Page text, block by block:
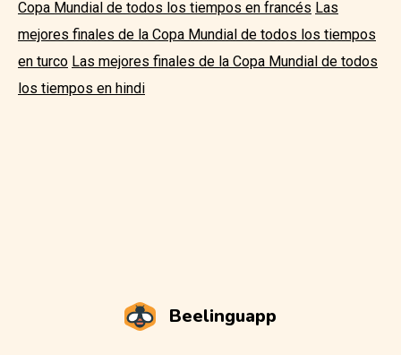
Copa Mundial de todos los tiempos en francés Las
mejores finales de la Copa Mundial de todos los tiempos
en turco Las mejores finales de la Copa Mundial de todos
los tiempos en hindi
Beelinguapp